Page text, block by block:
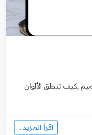
,كيف تنطق الألوان
اقرأ المزيد...